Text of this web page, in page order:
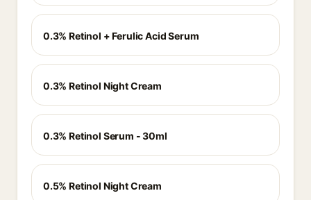
0.3% Retinol + Ferulic Acid Serum
0.3% Retinol Night Cream
0.3% Retinol Serum - 30ml
0.5% Retinol Night Cream